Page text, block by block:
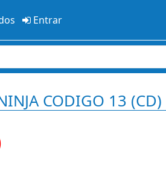
Entrar
CODIGO 13 (CD)